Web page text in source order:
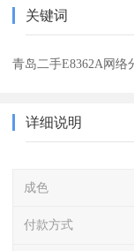
关键词
青岛二手E8362A网络
详细说明
成色
付款方式